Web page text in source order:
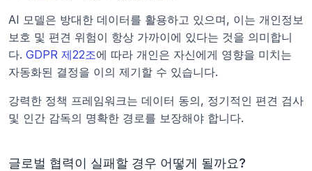
AI 모델은 방대한 데이터를 활용하고 있으며, 이는 개인정보
보호 및 편견 위험이 항상 가까이에 있다는 것을 의미합니
다. GDPR 제22조에 따라 개인은 자신에게 영향을 미치는
자동화된 결정을 이의 제기할 수 있습니다.
강력한 정책 프레임워크는 데이터 동의, 정기적인 편견 검사
및 인간 감독의 명확한 경로를 보장해야 합니다.
글로벌 협력이 실패할 경우 어떻게 될까요?